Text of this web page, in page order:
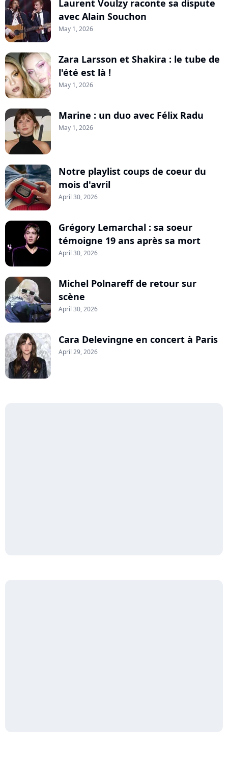
Laurent Voulzy raconte sa dispute
avec Alain Souchon
May 1, 2026
Zara Larsson et Shakira : le tube de
l'été est là !
May 1, 2026
Marine : un duo avec Félix Radu
May 1, 2026
Notre playlist coups de coeur du
mois d'avril
April 30, 2026
Grégory Lemarchal : sa soeur
témoigne 19 ans après sa mort
April 30, 2026
Michel Polnareff de retour sur
scène
April 30, 2026
Cara Delevingne en concert à Paris
April 29, 2026